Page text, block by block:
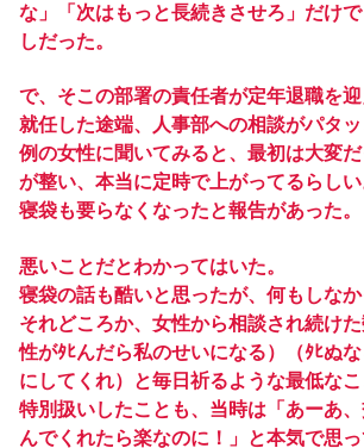
な」「次はもっと長続きさせろ」だけ
しだった。
で、そこの部署の責任者が定年退職を
就任した途端、人事部への相談がパタッ
例の女性に聞いてみると、最初は大変
が整い、本当に定時で上がってるらしい
寝袋も要らなくなったと報告があった。
悪いことだとわかってはいた。
寝袋の話も酷いと思ったが、何もしなか
それどころか、女性から相談され続け
性がﾀﾋんだら私のせいになる）（ﾀﾋぬ
にしてくれ）と毎日祈るような最低なこ
特別扱いしたことも、当時は「あーあ
んでくれたら楽なのに！」と本気で思っ